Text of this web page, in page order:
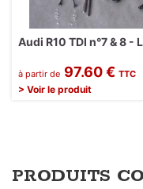
Audi R10 TDI n°7 & 8 -
à partir de 97.60 € TTC
> Voir le produit
PRODUITS